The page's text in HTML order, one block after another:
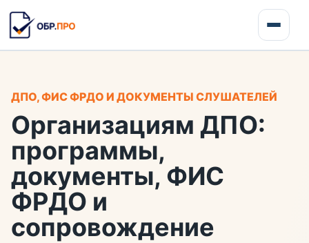
ДПО, ФИС ФРДО И ДОКУМЕНТЫ СЛУШАТЕЛЕЙ
Организациям ДПО:
программы,
документы, ФИС
ФРДО и
сопровождение